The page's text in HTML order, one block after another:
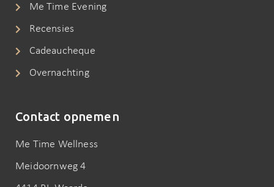
Me Time Evening
Recensies
Cadeaucheque
Overnachting
Contact opnemen
Me Time Wellness
Meidoornweg 4